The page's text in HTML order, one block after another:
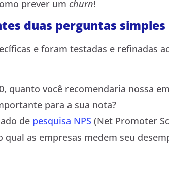
prever um churn!
duas perguntas simples
e foram testadas e refinadas
quanto você recomendaria nossa
para a sua nota?
de pesquisa NPS (Net Promoter
qual as empresas medem seu